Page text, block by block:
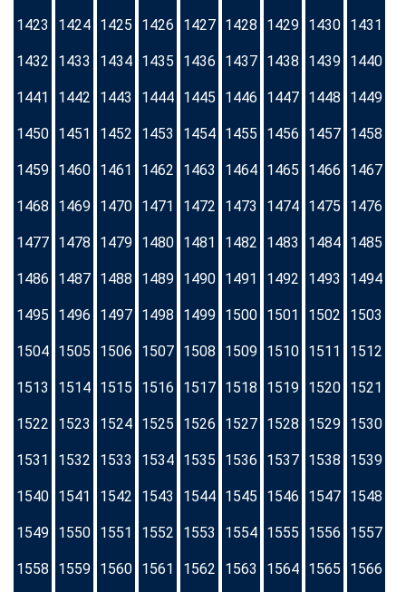
1423 1424 1425 1426 1427 1428 1429 1430 1431
1432 1433 1434 1435 1436 1437 1438 1439 1440
1441 1442 1443 1444 1445 1446 1447 1448 1449
1450 1451 1452 1453 1454 1455 1456 1457 1458
1459 1460 1461 1462 1463 1464 1465 1466 1467
1468 1469 1470 1471 1472 1473 1474 1475 1476
1477 1478 1479 1480 1481 1482 1483 1484 1485
1486 1487 1488 1489 1490 1491 1492 1493 1494
1495 1496 1497 1498 1499 1500 1501 1502 1503
1504 1505 1506 1507 1508 1509 1510 1511 1512
1513 1514 1515 1516 1517 1518 1519 1520 1521
1522 1523 1524 1525 1526 1527 1528 1529 1530
1531 1532 1533 1534 1535 1536 1537 1538 1539
1540 1541 1542 1543 1544 1545 1546 1547 1548
1549 1550 1551 1552 1553 1554 1555 1556 1557
1558 1559 1560 1561 1562 1563 1564 1565 1566